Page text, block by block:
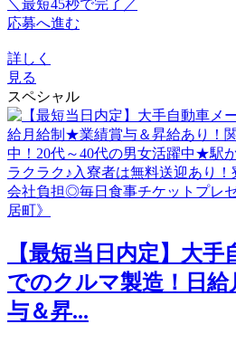
＼最短45秒で完了／
応募へ進む
詳しく
見る
スペシャル
【最短当日内定】大
でのクルマ製造！日
与＆昇...